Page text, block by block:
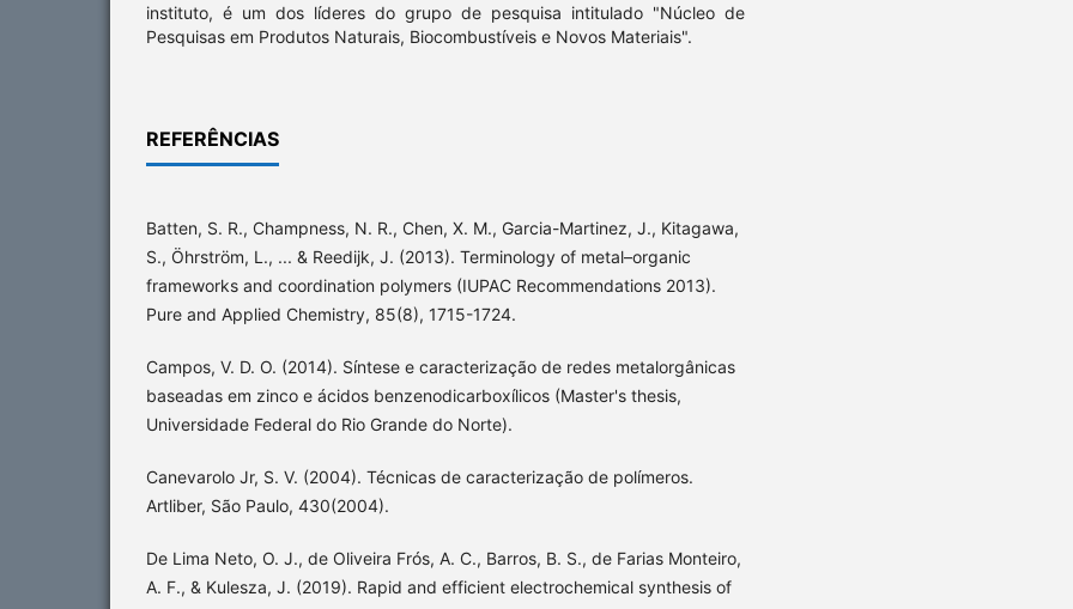
instituto, é um dos líderes do grupo de pesquisa intitulado "Núcleo de
Pesquisas em Produtos Naturais, Biocombustíveis e Novos Materiais".
REFERÊNCIAS
Batten, S. R., Champness, N. R., Chen, X. M., Garcia-Martinez, J., Kitagawa,
S., Öhrström, L., ... & Reedijk, J. (2013). Terminology of metal–organic
frameworks and coordination polymers (IUPAC Recommendations 2013).
Pure and Applied Chemistry, 85(8), 1715-1724.
Campos, V. D. O. (2014). Síntese e caracterização de redes metalorgânicas
baseadas em zinco e ácidos benzenodicarboxílicos (Master's thesis,
Universidade Federal do Rio Grande do Norte).
Canevarolo Jr, S. V. (2004). Técnicas de caracterização de polímeros.
Artliber, São Paulo, 430(2004).
De Lima Neto, O. J., de Oliveira Frós, A. C., Barros, B. S., de Farias Monteiro,
A. F., & Kulesza, J. (2019). Rapid and efficient electrochemical synthesis of